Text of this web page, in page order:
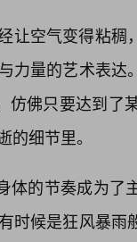
让空气变得粘
力量的艺术表
仿佛只要达到
的细节里。
体的节奏成为了
时候是狂风暴